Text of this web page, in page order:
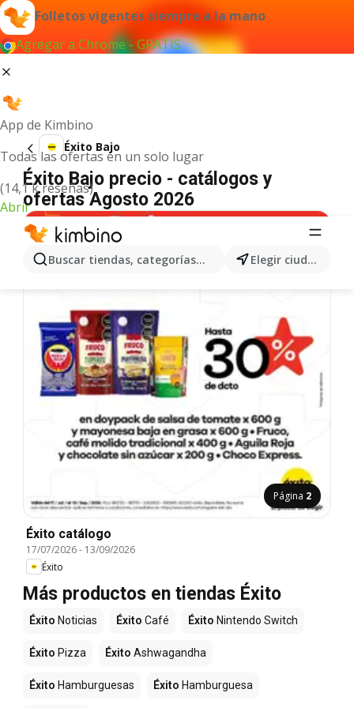
Folletos vigentes siempre a la mano
Agregar a Chrome - GRATIS
App de Kimbino
Todas las ofertas en un solo lugar
(14,1 k reseñas)
Abrir
Buscar tiendas, categorías, productos... Elegir ciudad
Éxito Bajo
Éxito Bajo precio - catálogos y
ofertas Agosto 2026
Página 2
Éxito catálogo
17/07/2026- 13/09/2026
Éxito
Más productos en tiendas Éxito
Éxito Noticias Éxito Café Éxito Nintendo Switch
Éxito Pizza Éxito Ashwagandha
Éxito Hamburguesas Éxito Hamburguesa